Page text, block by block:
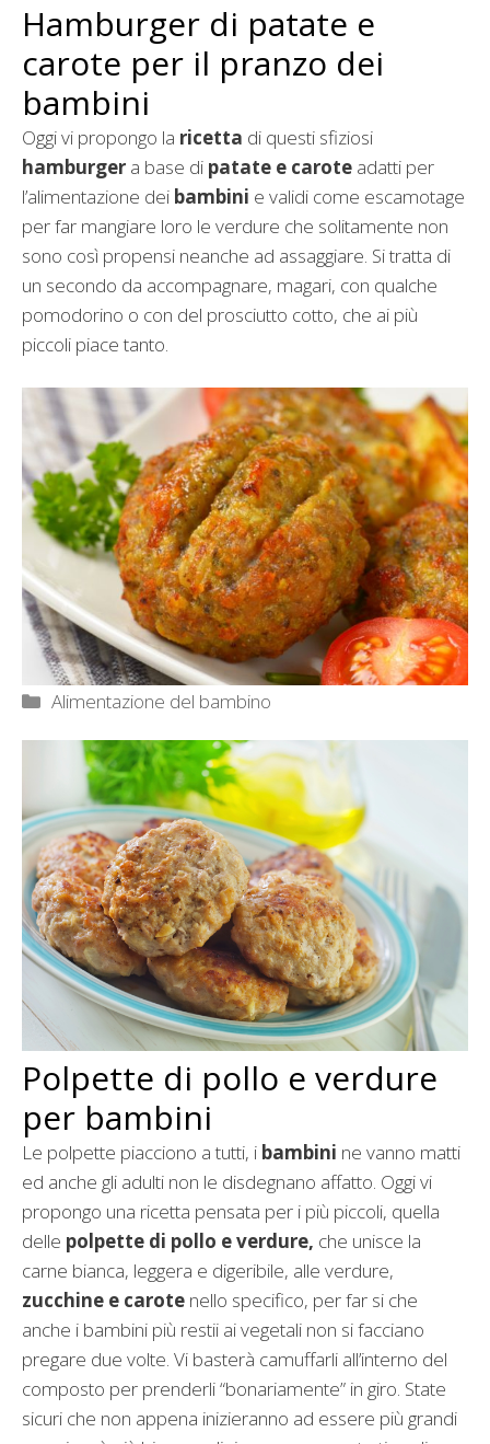
Hamburger di patate e
carote per il pranzo dei
bambini
Oggi vi propongo la ricetta di questi sfiziosi
hamburger a base di patate e carote adatti per
l’alimentazione dei bambini e validi come escamotage
per far mangiare loro le verdure che solitamente non
sono così propensi neanche ad assaggiare. Si tratta di
un secondo da accompagnare, magari, con qualche
pomodorino o con del prosciutto cotto, che ai più
piccoli piace tanto.
Categorie
Alimentazione del bambino
Polpette di pollo e verdure
per bambini
Le polpette piacciono a tutti, i bambini ne vanno matti
ed anche gli adulti non le disdegnano affatto. Oggi vi
propongo una ricetta pensata per i più piccoli, quella
delle polpette di pollo e verdure, che unisce la
carne bianca, leggera e digeribile, alle verdure,
zucchine e carote nello specifico, per far si che
anche i bambini più restii ai vegetali non si facciano
pregare due volte. Vi basterà camuffarli all’interno del
composto per prenderli “bonariamente” in giro. State
sicuri che non appena inizieranno ad essere più grandi